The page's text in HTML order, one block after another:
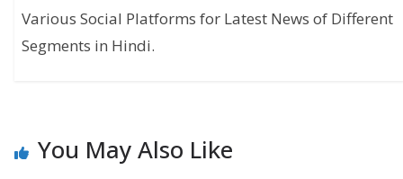
Various Social Platforms for Latest News of Different
Segments in Hindi.
You May Also Like